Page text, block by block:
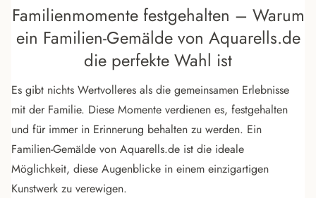
Familienmomente festgehalten – Warum
ein Familien-Gemälde von Aquarells.de
die perfekte Wahl ist
Es gibt nichts Wertvolleres als die gemeinsamen Erlebnisse
mit der Familie. Diese Momente verdienen es, festgehalten
und für immer in Erinnerung behalten zu werden. Ein
Familien-Gemälde von Aquarells.de ist die ideale
Möglichkeit, diese Augenblicke in einem einzigartigen
Kunstwerk zu verewigen.